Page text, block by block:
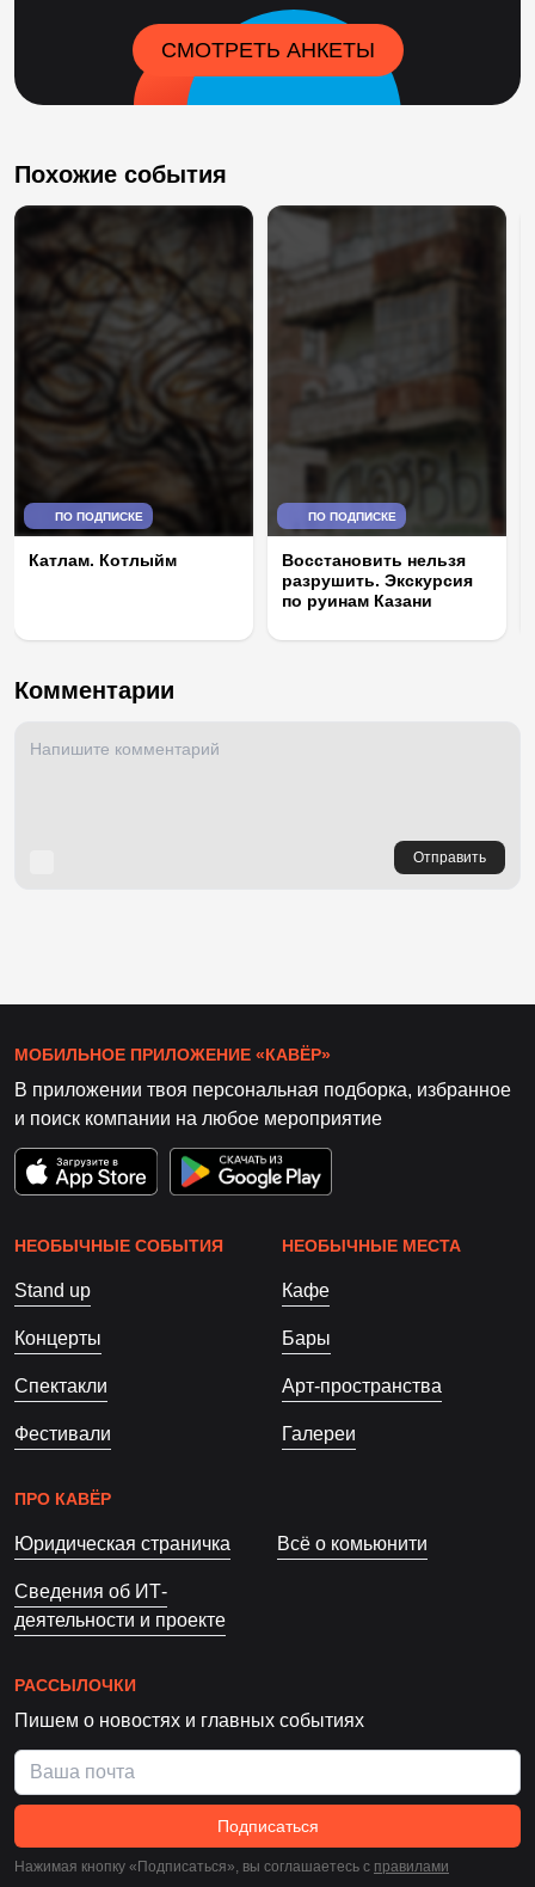
СМОТРЕТЬ АНКЕТЫ
Похожие события
ПО ПОДПИСКЕ
Катлам. Котлыйм
ПО ПОДПИСКЕ
Восстановить нельзя
разрушить. Экскурсия
по руинам Казани
Комментарии
Отправить
МОБИЛЬНОЕ ПРИЛОЖЕНИЕ «КАВЁР»
В приложении твоя персональная подборка, избранное
и поиск компании на любое мероприятие
НЕОБЫЧНЫЕ СОБЫТИЯ
Stand up
Концерты
Спектакли
Фестивали
НЕОБЫЧНЫЕ МЕСТА
Кафе
Бары
Арт-пространства
Галереи
ПРО КАВЁР
Юридическая страничка Всё о комьюнити
Сведения об ИТ-
деятельности и проекте
РАССЫЛОЧКИ
Пишем о новостях и главных событиях
Подписаться
Нажимая кнопку «Подписаться», вы соглашаетесь c правилами